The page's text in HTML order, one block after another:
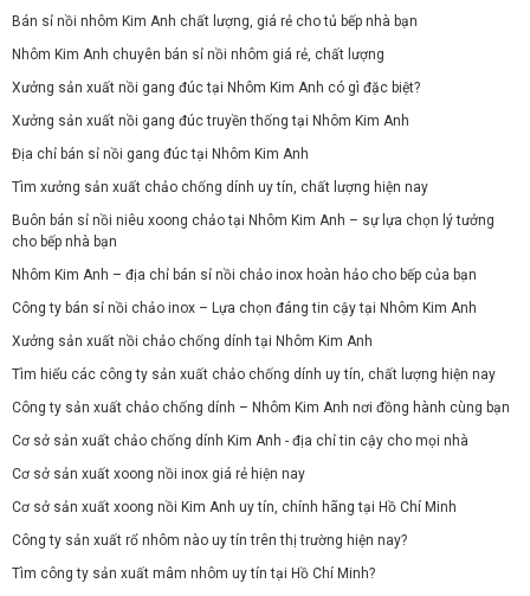
Bán sỉ nồi nhôm Kim Anh chất lượng, giá rẻ cho tủ bếp nhà bạn
Nhôm Kim Anh chuyên bán sỉ nồi nhôm giá rẻ, chất lượng
Xưởng sản xuất nồi gang đúc tại Nhôm Kim Anh có gì đặc biệt?
Xưởng sản xuất nồi gang đúc truyền thống tại Nhôm Kim Anh
Địa chỉ bán sỉ nồi gang đúc tại Nhôm Kim Anh
Tìm xưởng sản xuất chảo chống dính uy tín, chất lượng hiện nay
Buôn bán sỉ nồi niêu xoong chảo tại Nhôm Kim Anh – sự lựa chọn lý tưởng
cho bếp nhà bạn
Nhôm Kim Anh – địa chỉ bán sỉ nồi chảo inox hoàn hảo cho bếp của bạn
Công ty bán sỉ nồi chảo inox – Lựa chọn đáng tin cậy tại Nhôm Kim Anh
Xưởng sản xuất nồi chảo chống dính tại Nhôm Kim Anh
Tìm hiểu các công ty sản xuất chảo chống dính uy tín, chất lượng hiện nay
Công ty sản xuất chảo chống dính – Nhôm Kim Anh nơi đồng hành cùng bạn
Cơ sở sản xuất chảo chống dính Kim Anh - địa chỉ tin cậy cho mọi nhà
Cơ sở sản xuất xoong nồi inox giá rẻ hiện nay
Cơ sở sản xuất xoong nồi Kim Anh uy tín, chính hãng tại Hồ Chí Minh
Công ty sản xuất rổ nhôm nào uy tín trên thị trường hiện nay?
Tìm công ty sản xuất mâm nhôm uy tín tại Hồ Chí Minh?